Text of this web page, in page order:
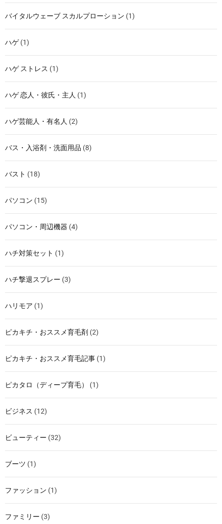
バイタルウェーブ スカルプローション (1)
ハゲ(1)
ハゲ ストレス (1)
ハゲ 恋人・彼氏・主人 (1)
ハゲ芸能人・有名人 (2)
バス・入浴剤・洗面用品 (8)
バスト (18)
パソコン (15)
パソコン・周辺機器 (4)
ハチ対策セット (1)
ハチ撃退スプレー (3)
ハリモア (1)
ピカキチ・おススメ育毛剤 (2)
ピカキチ・おススメ育毛記事 (1)
ピカタロ（ディープ育毛） (1)
ビジネス (12)
ビューティー (32)
ブーツ (1)
ファッション (1)
ファミリー (3)